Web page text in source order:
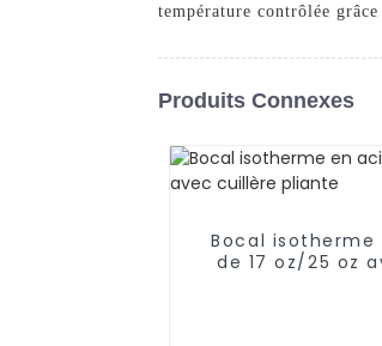
température contrôlée
Produits Connexes
Bocal
de 17 oz/25 oz